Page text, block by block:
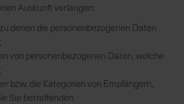
Auskunft verlangen:
die personenbezogenen Daten
personenbezogenen Daten, welche
die Kategorien von Empfängern,
Sie betreffenden